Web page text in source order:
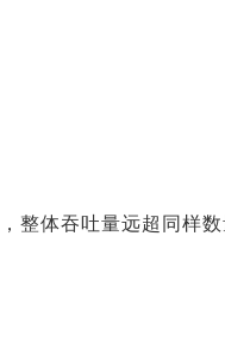
整体吞吐量远超同样数